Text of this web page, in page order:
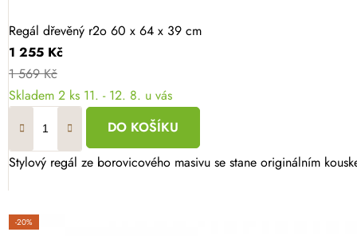
Regál dřevěný r2o 60 x 64 x 39 cm
1 255 Kč
1 569 Kč
Skladem 2 ks 11. - 12. 8. u vás
DO KOŠÍKU
Stylový regál ze borovicového masivu se stane originálním
-20%